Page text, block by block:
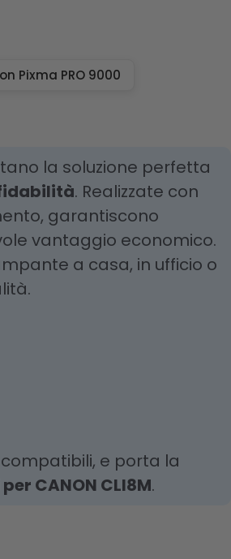
Pixma PRO 9000
la soluzione perfetta
. Realizzate con
garantiscono
vantaggio economico.
a casa, in ufficio o
e porta la
CANON CLI8M.